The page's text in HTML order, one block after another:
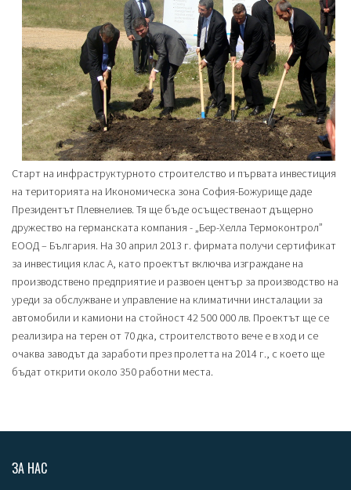
Старт на инфраструктурното строителство и първата инвестиция
на територията на Икономическа зона София-Божурище даде
Президентът Плевнелиев. Тя ще бъде осъщественaот дъщерно
дружество на германската компания - „Бер-Хелла Термоконтрол”
ЕООД – България. На 30 април 2013 г. фирмата получи сертификат
за инвестиция клас А, като проектът включва изграждане на
производствено предприятие и развоен център за производство на
уреди за обслужване и управление на климатични инсталации за
автомобили и камиони на стойност 42 500 000 лв. Проектът ще се
реализира на терен от 70 дка, строителството вече е в ход и се
очаква заводът да заработи през пролетта на 2014 г., с което ще
бъдат открити около 350 работни места.
ЗА НАС